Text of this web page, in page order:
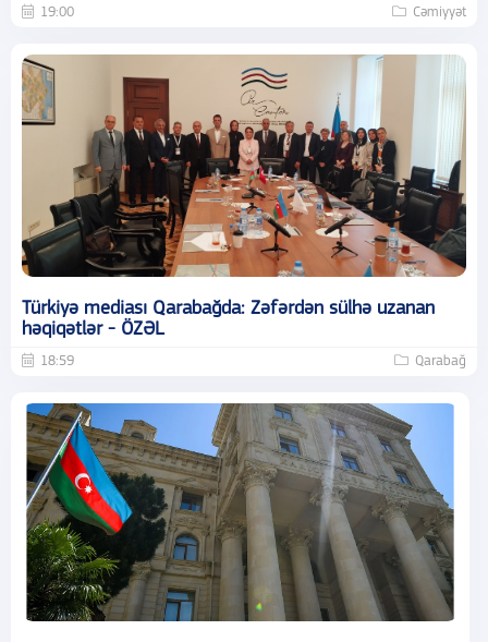
19:00 Cəmiyyət
Türkiyə mediası Qarabağda: Zəfərdən sülhə uzanan
həqiqətlər - ÖZƏL
18:59 Qarabağ